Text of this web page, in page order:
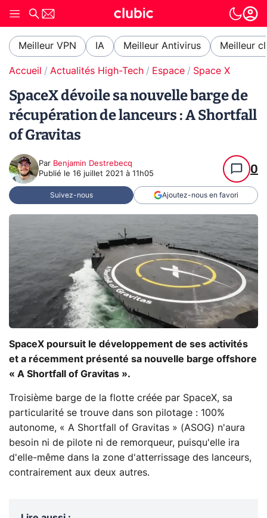
Meilleur VPN IA Meilleur Antivirus Meilleur
Accueil Actualités High-Tech Espace Space X
SpaceX dévoile sa nouvelle barge de
récupération de lanceurs : A Shortfall
of Gravitas
Par Benjamin Destrebecq
Publié le 16 juillet 2021 à 11h05 0
Suivez-nous Ajoutez-nous en favori
SpaceX poursuit le développement de ses activités
et a récemment présenté sa nouvelle barge offshore
« A Shortfall of Gravitas ».
Troisième barge de la flotte créée par SpaceX, sa
particularité se trouve dans son pilotage : 100%
autonome, « A Shortfall of Gravitas » (ASOG) n'aura
besoin ni de pilote ni de remorqueur, puisqu'elle ira
d'elle-même dans la zone d'atterrissage des lanceurs,
contrairement aux deux autres.